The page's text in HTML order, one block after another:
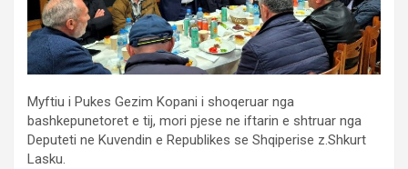
Myftiu i Pukes Gezim Kopani i shoqeruar nga
bashkepunetoret e tij, mori pjese ne iftarin e shtruar nga
Deputeti ne Kuvendin e Republikes se Shqiperise z.Shkurt
Lasku.